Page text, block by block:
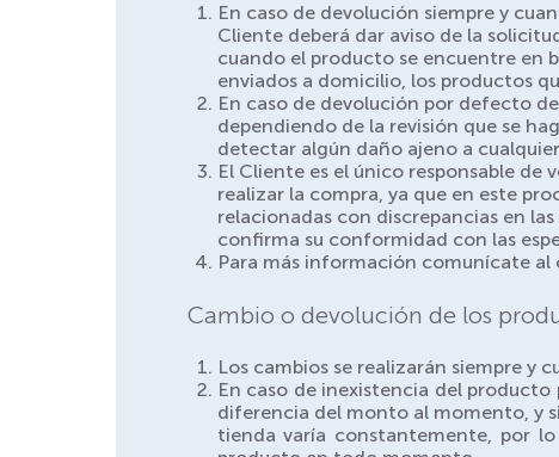
En caso de devolución siempre y
Cliente deberá dar aviso de la
cuando el producto se encuentre en
enviados a domicilio, los productos
En caso de devolución por defecto
dependiendo de la revisión que se
detectar algún daño ajeno a
El Cliente es el único responsable de
realizar la compra, ya que en este
relacionadas con discrepancias en
confirma su conformidad con las
Para más información comunícate
Cambio o devolución de los
Los cambios se realizarán siempre y
En caso de inexistencia del
diferencia del monto al momento, y
tienda varía constantemente, por